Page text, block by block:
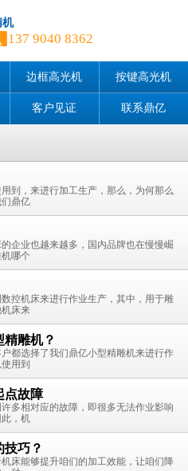
137 9040 8362
边框高光机 按键高光机
客户见证 联系鼎亿
到，来进行加工生产，那么，为何那么
鼎亿
企业也越来越多，国内品牌也在慢慢崛
哪个
控机床来进行作业生产，其中，用于雕
床来
雕机？
都选择了我们鼎亿小型精雕机来进行作
用到
点故障
多相对应的故障，即很多无法作业影响
，机
巧？
床能够提升咱们的加工效能，让咱们降